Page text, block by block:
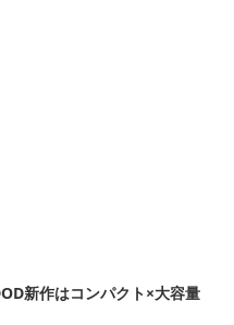
新作はコンパクト×大容量